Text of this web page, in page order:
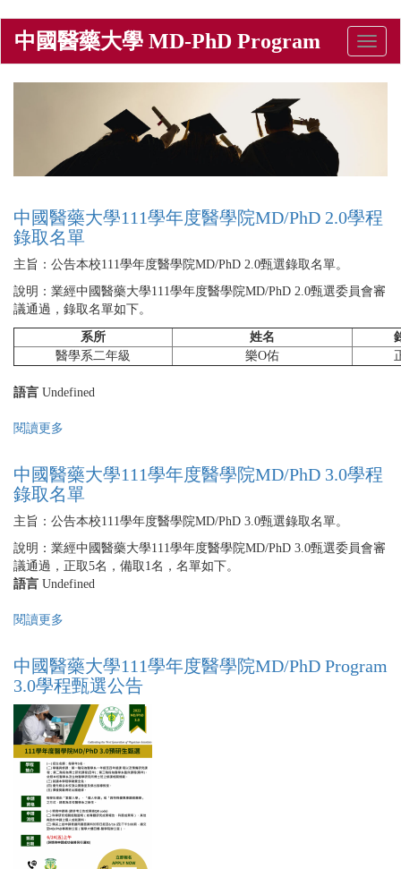
主
中國醫藥大學 MD-PhD Program
Toggle
中國醫藥大學111學年度醫學院MD/PhD 2.0學程
錄取名單
主旨：公告本校111學年度醫學院MD/PhD 2.0甄選錄取名單。
說明：業經中國醫藥大學111學年度醫學院MD/PhD 2.0甄選委員會審
議通過，錄取名單如下。
系所 姓名
醫學系二年級
樂O佑
語言 Undefined
閱讀更多
中
國
醫
藥
學
111
學
學
院
MD/PhD
2.0
學
程
錄
取
名
單
中國醫藥大學111學年度醫學院MD/PhD 3.0學程
錄取名單
主旨：公告本校111學年度醫學院MD/PhD 3.0甄選錄取名單。
說明：業經中國醫藥大學111學年度醫學院MD/PhD 3.0甄選委員會審
議通過，正取5名，備取1名，名單如下。
語言 Undefined
閱讀更多
中
國
醫
藥
大
學
111
學
年
度
醫
中國醫藥大學111學年度醫學院MD/PhD Program
3.0學程甄選公告